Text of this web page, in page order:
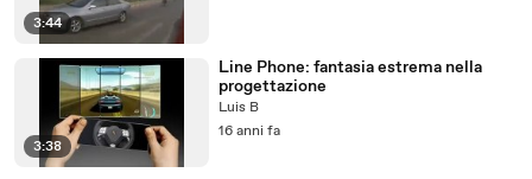
3:44
3:38
Line Phone: fantasia estrema nella
progettazione
Luis B
16 anni fa